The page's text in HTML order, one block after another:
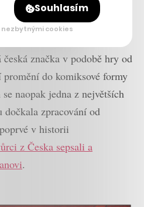
čtyř milionů prodaných
čtvrt miliardy korun
značka v podobě hry od
promění do komiksové formy
naopak jedna z největších
zpracování od
v historii
z Česka sepsali a
.
Souhlasím
cookies